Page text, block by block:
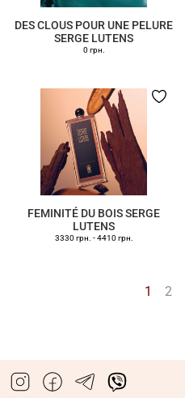
DES CLOUS POUR UNE PELURE
SERGE LUTENS
0 грн.
FEMINITÉ DU BOIS SERGE
LUTENS
3330 грн. -4410 грн.
1 2